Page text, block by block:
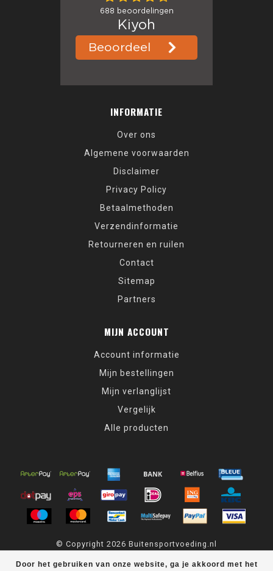
Door het gebruiken van onze website, ga je akkoord met het
INFORMATIE
Over ons
Algemene voorwaarden
Disclaimer
Privacy Policy
Betaalmethoden
Verzendinformatie
Retourneren en ruilen
Contact
Sitemap
Partners
MIJN ACCOUNT
Account informatie
Mijn bestellingen
Mijn verlanglijst
Vergelijk
Alle producten
© Copyright 2026 Buitensportvoeding.nl
Buitensportvoeding.nl scores a 9,4/10out of439 klantbeoordelingen